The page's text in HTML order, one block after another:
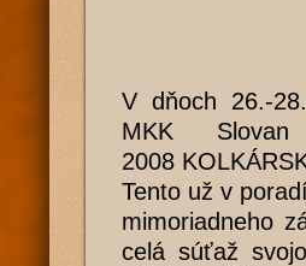
V dňoch 26.-
MKK
2008
Tento už v
mimoriadneho
celá súťaž